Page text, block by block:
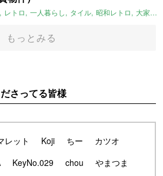
レトロ 一人暮らし タイル 昭和レトロ 大家女子
もっとみる
さってる皆様
レット Koji ちー
カツオ
KeyNo.029 chou
やまつま